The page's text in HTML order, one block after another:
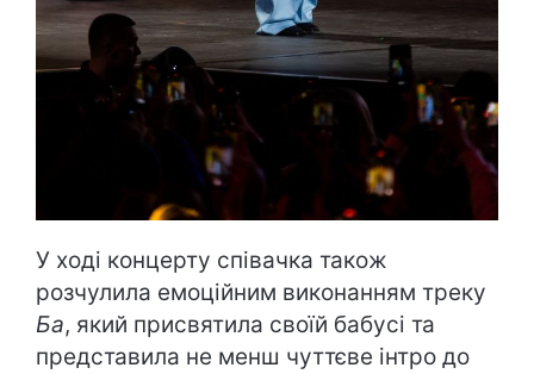
У ході концерту співачка також
розчулила емоційним виконанням треку
Ба, який присвятила своїй бабусі та
представила не менш чуттєве інтро до